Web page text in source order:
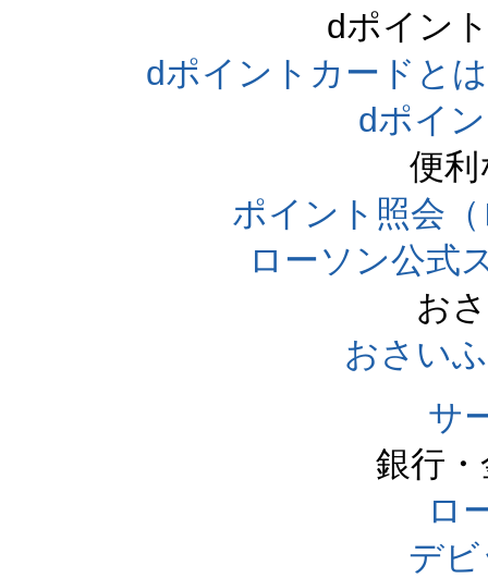
dポイン
dポイントカードと
dポイ
便
ポイント照会
ローソン公式
お
おさい
サ
銀行
ロ
デ